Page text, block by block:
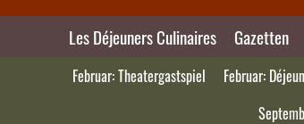
Les Déjeuners Culinaires Gazetten
Februar: Theatergastspiel Februar: